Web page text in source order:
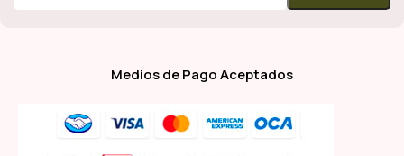
Medios de Pago Aceptados